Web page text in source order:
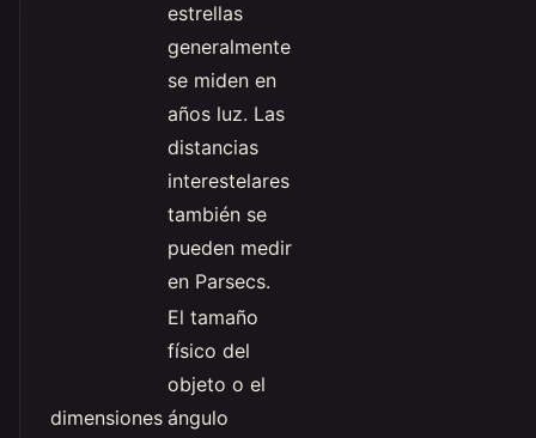
estrellas
generalmente
se miden en
años luz. Las
distancias
interestelares
también se
pueden medir
en Parsecs.
dimensiones
El tamaño
físico del
objeto o el
ángulo